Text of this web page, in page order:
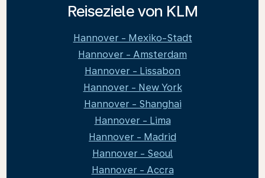
Reiseziele von KLM
Hannover - Mexiko-Stadt
Hannover - Amsterdam
Hannover - Lissabon
Hannover - New York
Hannover - Shanghai
Hannover - Lima
Hannover - Madrid
Hannover - Seoul
Hannover - Accra